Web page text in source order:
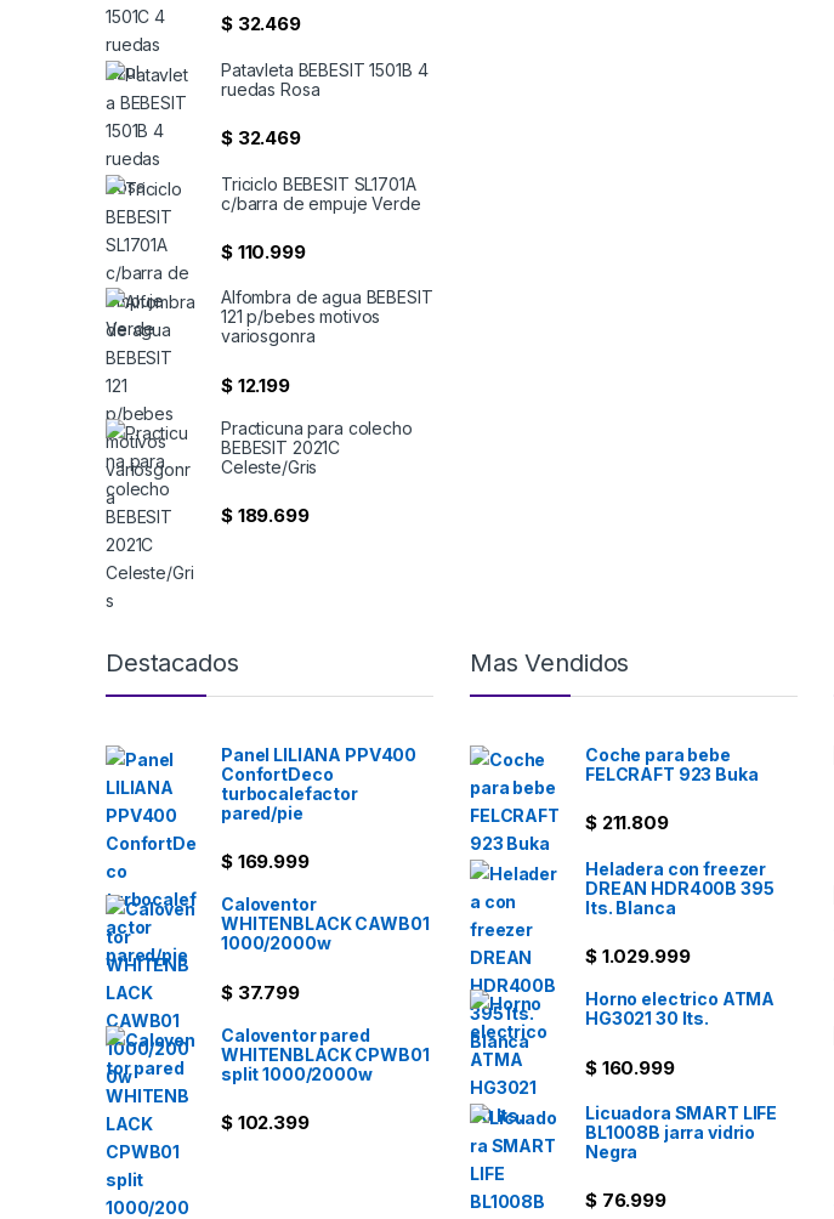
$32.469
Patavleta BEBESIT 1501B 4
ruedas Rosa
$32.469
Triciclo BEBESIT SL1701A
c/barra de empuje Verde
$110.999
Alfombra de agua BEBESIT
121 p/bebes motivos
variosgonra
$12.199
Practicuna para colecho
BEBESIT 2021C
Celeste/Gris
$189.699
Destacados
Panel LILIANA PPV400
ConfortDeco
turbocalefactor
pared/pie
$169.999
Caloventor
WHITENBLACK CAWB01
1000/2000w
$37.799
Caloventor pared
WHITENBLACK CPWB01
split 1000/2000w
$102.399
Mas Vendidos
Coche para bebe
FELCRAFT 923 Buka
$211.809
Heladera con freezer
DREAN HDR400B 395
lts. Blanca
$1.029.999
Horno electrico ATMA
HG3021 30 lts.
$160.999
Licuadora SMART LIFE
BL1008B jarra vidrio
Negra
$76.999